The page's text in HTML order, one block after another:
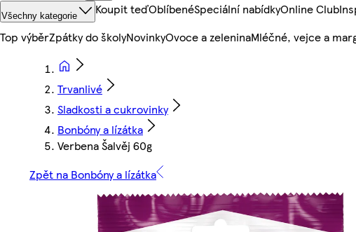
Všechny kategorie Koupit teďOblíbenéSpeciální nabídkyOnline Club
Top výběrZpátky do školyNovinkyOvoce a zeleninaMléčné, vejce a
Trvanlivé
Sladkosti a cukrovinky
Bonbóny a lízátka
Verbena Šalvěj 60g
Zpět na Bonbóny a lízátka